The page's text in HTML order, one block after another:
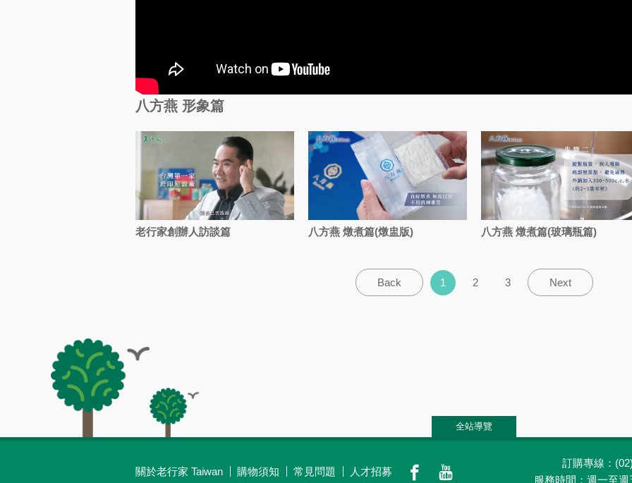
八方燕 形象篇
老行家創辦人訪談篇 八方燕 燉煮篇(燉盅版) 八方燕 燉煮篇(玻璃瓶篇)
Back 1 2 3 Next
全站導覽
最新消息 線上購物 養生觀點 會員專區 門市據點 關
關於老行家 Taiwan 購物須知 常見問題 人才招募
訂購專線：
服務時間：週一至